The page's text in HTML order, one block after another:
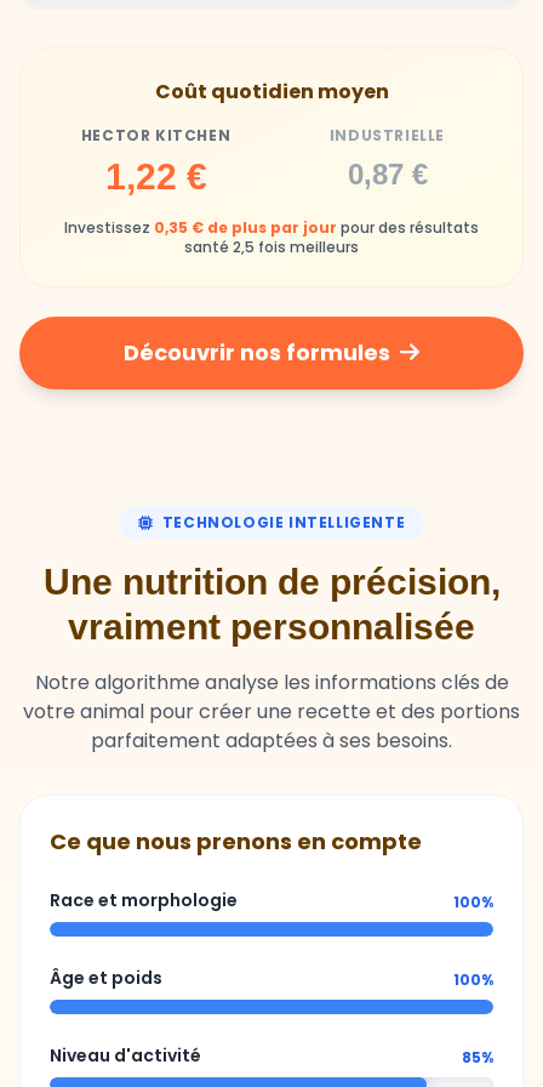
Industrielle
chimiques
Industrielle
Repas souvent boudés ou mangés sans plaisir
Coût quotidien moyen
HECTOR KITCHEN
1,22 €
INDUSTRIELLE
0,87 €
Investissez 0,35 € de plus par jour pour des résultats
santé 2,5 fois meilleurs
Découvrir nos formules
TECHNOLOGIE INTELLIGENTE
Une nutrition de précision,
vraiment personnalisée
Notre algorithme analyse les informations clés de
votre animal pour créer une recette et des portions
parfaitement adaptées à ses besoins.
Ce que nous prenons en compte
Race et morphologie 100%
Âge et poids 100%
Niveau d'activité 85%